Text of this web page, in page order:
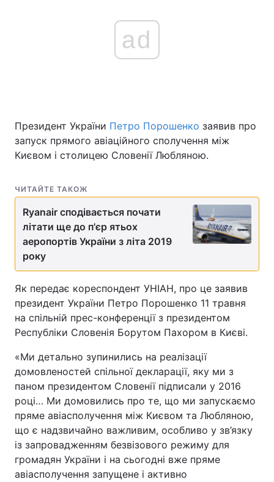
ad
Президент України Петро Порошенко заявив про
запуск прямого авіаційного сполучення між
Києвом і столицею Словенії Любляною.
ЧИТАЙТЕ ТАКОЖ
Ryanair сподівається почати
літати ще до п'єр ятьох
аеропортів України з літа 2019
року
Як передає кореспондент УНІАН, про це заявив
президент України Петро Порошенко 11 травня
на спільній прес-конференції з президентом
Республіки Словенія Борутом Пахором в Києві.
«Ми детально зупинились на реалізації
домовленостей спільної декларації, яку ми з
паном президентом Словенії підписали у 2016
році… Ми домовились про те, що ми запускаємо
пряме авіасполучення між Києвом та Любляною,
що є надзвичайно важливим, особливо у зв’язку
із запровадженням безвізового режиму для
громадян України і на сьогодні вже пряме
авіасполучення запущене і активно